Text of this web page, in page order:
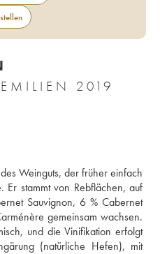
LE PUY - CUVÉE EMILIEN 2019
Weinguts, der früher einfach
Er stammt von Rebflächen, auf
Sauvignon, 6 % Cabernet
gemeinsam wachsen.
und die Vinifikation erfolgt
(natürliche Hefen), mit